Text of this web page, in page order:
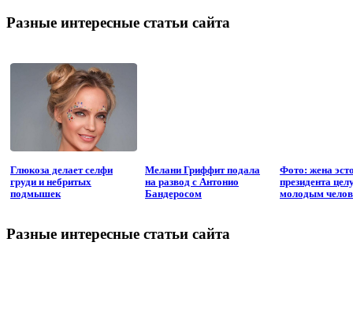
Разные интересные статьи сайта
Глюкоза делает селфи
груди и небритых
подмышек
Мелани Гриффит подала
на развод с Антонио
Бандеросом
Фото: жена
президента
молодым
Разные интересные статьи сайта